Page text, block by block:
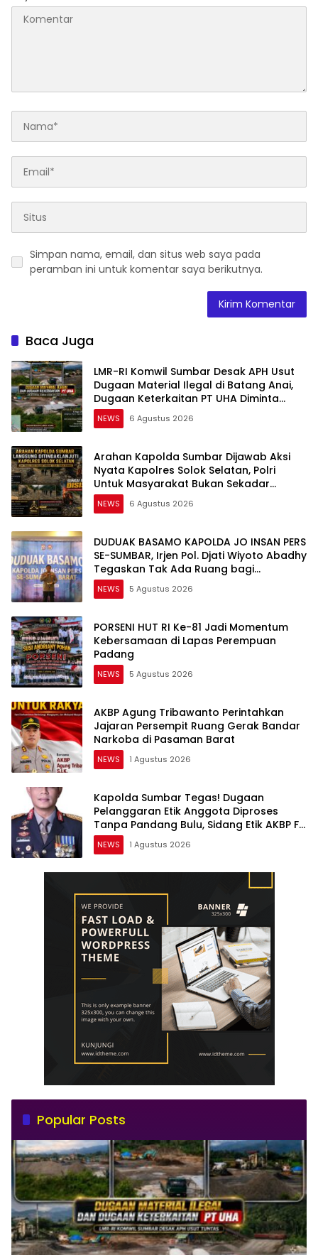
Simpan nama, email, dan situs web saya pada
peramban ini untuk komentar saya berikutnya.
Baca Juga
LMR-RI Komwil Sumbar Desak APH Usut
Dugaan Material Ilegal di Batang Anai,
Dugaan Keterkaitan PT UHA Diminta
Diselidiki Tuntas
NEWS 6 Agustus 2026
Arahan Kapolda Sumbar Dijawab Aksi
Nyata Kapolres Solok Selatan, Polri
Untuk Masyarakat Bukan Sekadar
Slogan
NEWS 6 Agustus 2026
DUDUAK BASAMO KAPOLDA JO INSAN PERS
SE-SUMBAR, Irjen Pol. Djati Wiyoto Abadhy
Tegaskan Tak Ada Ruang bagi
Pelanggar Hukum di Internal Polri
NEWS 5 Agustus 2026
PORSENI HUT RI Ke-81 Jadi Momentum
Kebersamaan di Lapas Perempuan
Padang
NEWS 5 Agustus 2026
AKBP Agung Tribawanto Perintahkan
Jajaran Persempit Ruang Gerak Bandar
Narkoba di Pasaman Barat
NEWS 1 Agustus 2026
Kapolda Sumbar Tegas! Dugaan
Pelanggaran Etik Anggota Diproses
Tanpa Pandang Bulu, Sidang Etik AKBP F
Dipercepat
NEWS 1 Agustus 2026
Popular Posts